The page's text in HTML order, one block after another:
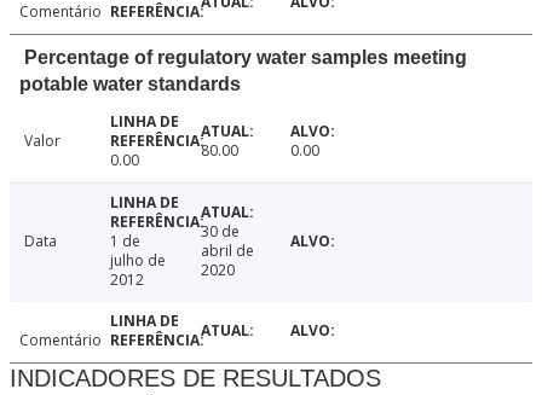
Comentário
Percentage of regulatory water samples meeting
potable water standards
Valor
0.00
80.00 0.00
Data
1 de
julho de
2012
30 de
abril de
2020
Comentário
INDICADORES DE RESULTADOS